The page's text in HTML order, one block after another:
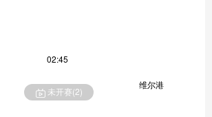
02:45
维尔港
未开赛(2)